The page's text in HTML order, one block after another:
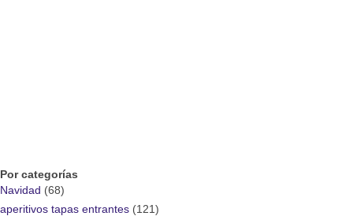
Por categorías
Navidad (68)
aperitivos tapas entrantes (121)